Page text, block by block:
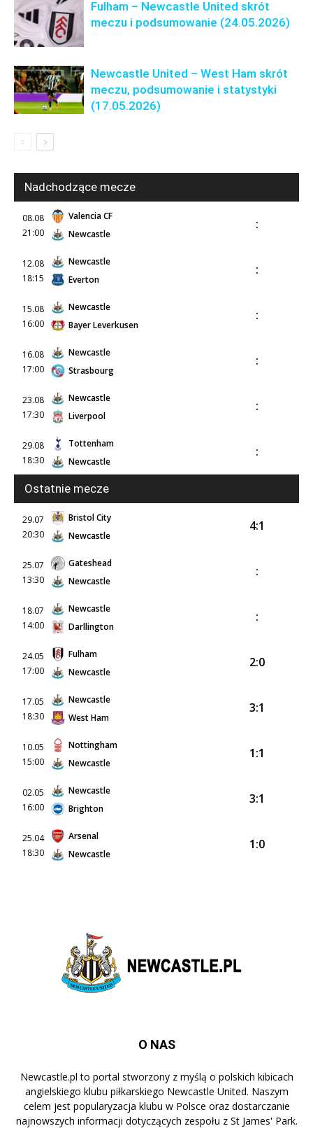
Fulham – Newcastle United skrót
meczu i podsumowanie (24.05.2026)
Newcastle United – West Ham skrót
meczu, podsumowanie i statystyki
(17.05.2026)
Nadchodzące mecze
08.08
21:00
Valencia CF
Newcastle
:
12.08
18:15
Newcastle
Everton
:
15.08
16:00
Newcastle
Bayer Leverkusen
:
16.08
17:00
Newcastle
Strasbourg
:
23.08
17:30
Newcastle
Liverpool
:
29.08
18:30
Tottenham
Newcastle
:
Ostatnie mecze
29.07
20:30
Bristol City
Newcastle
4:1
25.07
13:30
Gateshead
Newcastle
:
18.07
14:00
Newcastle
Darllington
:
24.05
17:00
Fulham
Newcastle
2:0
17.05
18:30
Newcastle
West Ham
3:1
10.05
15:00
Nottingham
Newcastle
1:1
02.05
16:00
Newcastle
Brighton
3:1
25.04
18:30
Arsenal
Newcastle
1:0
O NAS
Newcastle.pl to portal stworzony z myślą o polskich kibicach
angielskiego klubu piłkarskiego Newcastle United. Naszym
celem jest popularyzacja klubu w Polsce oraz dostarczanie
najnowszych informacji dotyczących zespołu z St James' Park.